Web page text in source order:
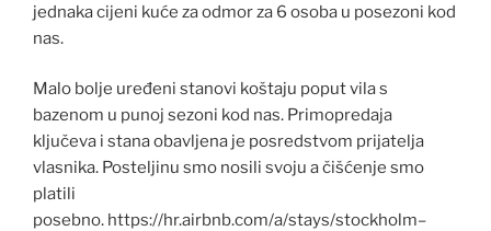
jednaka cijeni kuće za odmor za 6 osoba u posezoni kod
nas.
Malo bolje uređeni stanovi koštaju poput vila s
bazenom u punoj sezoni kod nas. Primopredaja
ključeva i stana obavljena je posredstvom prijatelja
vlasnika. Posteljinu smo nosili svoju a čišćenje smo
platili
posebno. https://hr.airbnb.com/a/stays/stockholm–